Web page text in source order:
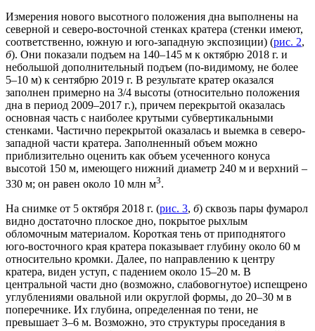
Измерения нового высотного положения дна выполнены на
северной и северо-восточной стенках кратера (стенки имеют,
соответственно, южную и юго-западную экспозиции) (рис. 2,
б). Они показали подъем на 140–145 м к октябрю 2018 г. и
небольшой дополнительный подъем (по-видимому, не более
5–10 м) к сентябрю 2019 г. В результате кратер оказался
заполнен примерно на 3/4 высоты (относительно положения
дна в период 2009–2017 г.), причем перекрытой оказалась
основная часть с наиболее крутыми субвертикальными
стенками. Частично перекрытой оказалась и выемка в северо-
западной части кратера. Заполненный объем можно
приблизительно оценить как объем усеченного конуса
высотой 150 м, имеющего нижний диаметр 240 м и верхний –
330 м; он равен около 10 млн м3.
На снимке от 5 октября 2018 г. (рис. 3, б) сквозь пары фумарол
видно достаточно плоское дно, покрытое рыхлым
обломочным материалом. Короткая тень от приподнятого
юго-восточного края кратера показывает глубину около 60 м
относительно кромки. Далее, по направлению к центру
кратера, виден уступ, с падением около 15–20 м. В
центральной части дно (возможно, слабовогнутое) испещрено
углублениями овальной или округлой формы, до 20–30 м в
поперечнике. Их глубина, определенная по тени, не
превышает 3–6 м. Возможно, это структуры проседания в